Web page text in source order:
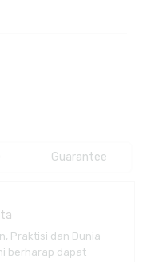
Guarantee
Praktisi dan Dunia
berharap dapat